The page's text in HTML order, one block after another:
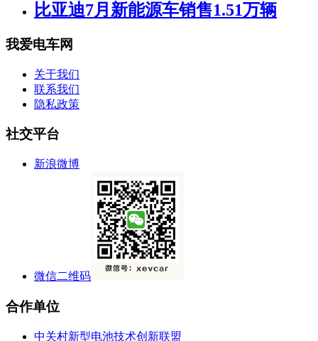
比亚迪7月新能源车销售1.51万辆
我爱电车网
关于我们
联系我们
隐私政策
社交平台
新浪微博
微信二维码
合作单位
中关村新型电池技术创新联盟